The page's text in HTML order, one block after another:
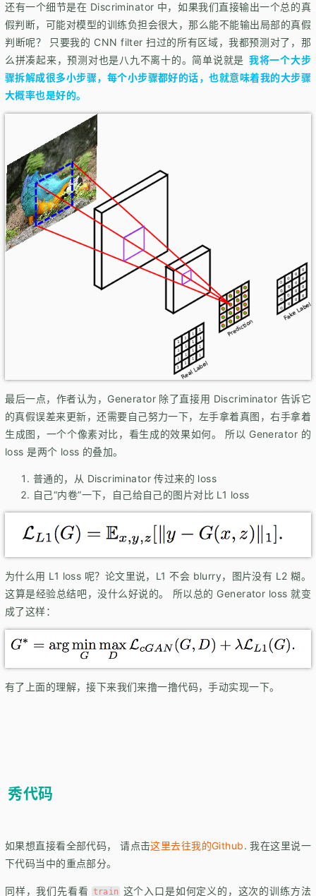
还有一个细节是在 Discriminator 中，如果我们直接输出一个总的真
假判断，可能对模型的训练负担会很大，那么能不能输出局部的真假
判断呢？ 只要我的 CNN filter 扫过的所有区域，我都预测对了，那
么拼凑起来，预测对也是八九不离十的。简单说就是 我将一个大步
骤拆解成很多小步骤，每个小步骤都好的话，也就意味着我的大步骤
大概率也是好的。
最后一点，作者认为，Generator 除了直接用 Discriminator 告诉它
的真假误差来更新，还需要自己努力一下，左手拿着真图，右手拿着
生成图，一个个像素对比，看生成的效果如何。 所以 Generator 的
loss 是两个 loss 的叠加。
普通的，从 Discriminator 传过来的 loss
自己 内卷 一下，自己给自己的图片对比 L1 loss
为什么用 L1 loss 呢？论文里说，L1 不会 blurry，图片没有 L2 糊。
这算是经验总结吧，没什么好说的。 所以总的 Generator loss 就变
成了这样：
有了上面的理解，接下来我们来撸一撸代码，手动实现一下。
秀代码
如果想直接看全部代码， 请点击这里去往我的Github. 我在这里说一
下代码当中的重点部分。
同样，我们先看看 train 这个入口是如何定义的，这次的训练方法